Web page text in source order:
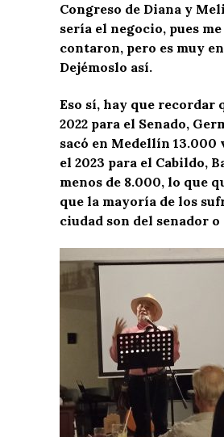
Congreso de Diana y
sería el negocio, pues
contaron, pero es muy
Dejémoslo así.
Eso sí, hay que recordar
2022 para el Senado,
sacó en Medellín 13.000
el 2023 para el Cabildo,
menos de 8.000, lo que
que la mayoría de los
ciudad son del senador